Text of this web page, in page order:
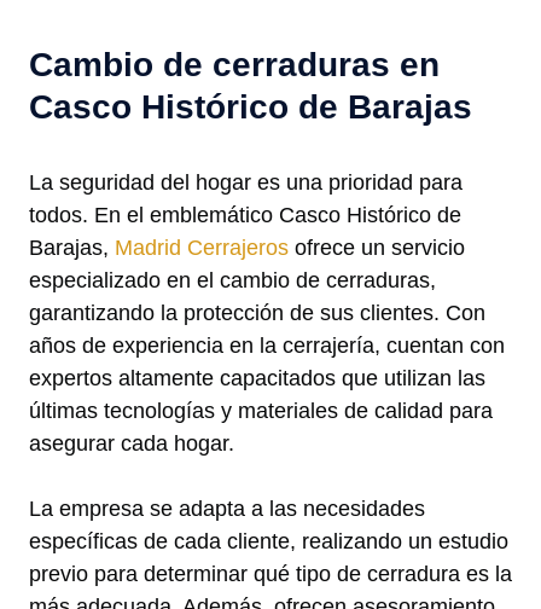
Cambio de cerraduras en
Casco Histórico de Barajas
La seguridad del hogar es una prioridad para
todos. En el emblemático Casco Histórico de
Barajas, Madrid Cerrajeros ofrece un servicio
especializado en el cambio de cerraduras,
garantizando la protección de sus clientes. Con
años de experiencia en la cerrajería, cuentan con
expertos altamente capacitados que utilizan las
últimas tecnologías y materiales de calidad para
asegurar cada hogar.
La empresa se adapta a las necesidades
específicas de cada cliente, realizando un estudio
previo para determinar qué tipo de cerradura es la